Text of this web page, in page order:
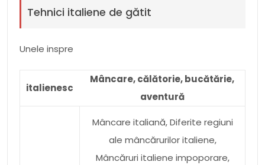
Tehnici italiene de gătit
Unele inspre
italienesc
Mâncare, călătorie, bucătărie,
aventură
Mâncare italiană, Diferite regiuni
ale mâncărurilor italiene,
Mâncăruri italiene impoporare,